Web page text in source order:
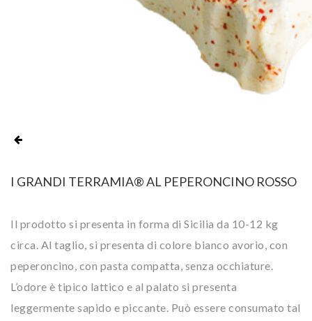
I GRANDI TERRAMIA® AL PEPERONCINO ROSSO
Il prodotto si presenta in forma di Sicilia da 10-12 kg
circa. Al taglio, si presenta di colore bianco avorio, con
peperoncino, con pasta compatta, senza occhiature.
L’odore è tipico lattico e al palato si presenta
leggermente sapido e piccante. Può essere consumato tal